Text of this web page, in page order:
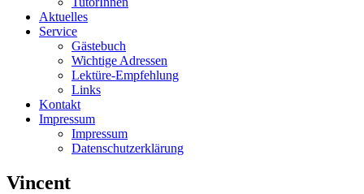
Aktuelles
Service
Gästebuch
Wichtige Adressen
Lektüre-Empfehlung
Links
Kontakt
Impressum
Impressum
Datenschutzerklärung
Vincent